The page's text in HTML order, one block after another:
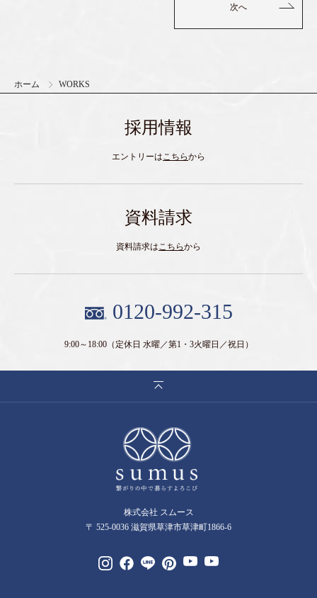
次へ
ホーム WORKS
採用情報
エントリーはこちらから
資料請求
資料請求はこちらから
0120-992-315
9:00～18:00（定休日 水曜／第1・3火曜日／祝日）
株式会社 スムース
〒 525-0036 滋賀県草津市草津町1866-6